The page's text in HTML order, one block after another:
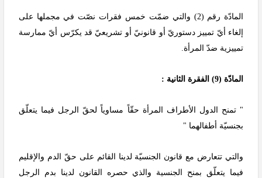
المادّة رقم (2) والتي ضمّت خمس فقرات نصّت في مجملها على
إلغاء أيّ تمييز دستوريّ أو قانونيّ أو تشريعيّ قد يكرّس أيّ ممارسة
تمييزية ضدّ المرأة.
المادّة (9) الفقرة الثانية :
" تمنح الدول الأطراف المرأة حقّاً مساوياً لحقّ الرجل فيما يتعلّق
بجنسيّة أطفالهما "
والتي تتعارض مع قانون الجنسيّة لدينا القائم على حقّ الدم والإقليم
فيما يتعلّق بمنح الجنسية والذي حصره القانون لدينا بدم الرجل